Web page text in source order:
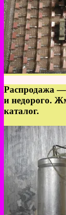
Распродажа —
и недорого.
каталог.